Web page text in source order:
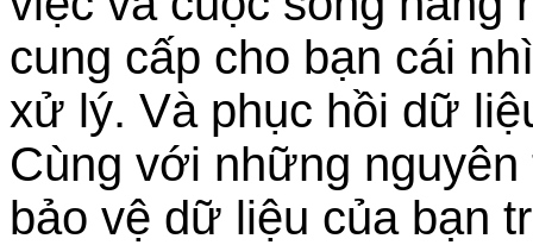
cung cấp cho bạn cái
xử lý. Và phục hồi dữ
Cùng với những
bảo vệ dữ liệu của bạn